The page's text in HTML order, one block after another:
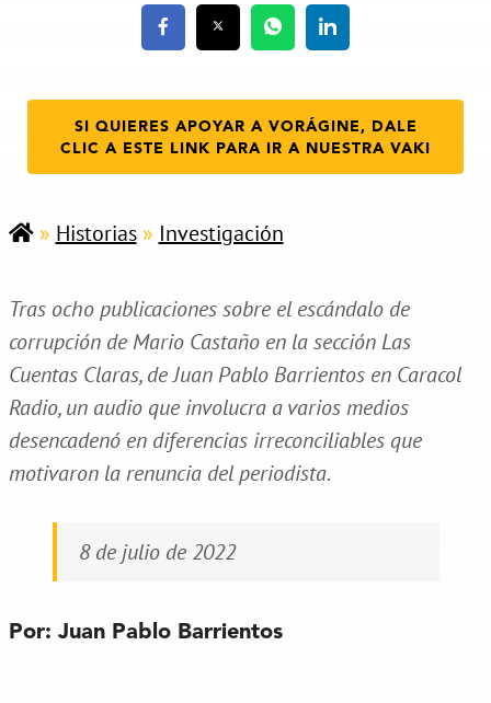
SI QUIERES APOYAR A VORÁGINE, DALE
CLIC A ESTE LINK PARA IR A NUESTRA VAKI
» Historias» Investigación
Tras ocho publicaciones sobre el escándalo de
corrupción de Mario Castaño en la sección Las
Cuentas Claras, de Juan Pablo Barrientos en Caracol
Radio, un audio que involucra a varios medios
desencadenó en diferencias irreconciliables que
motivaron la renuncia del periodista.
8 de julio de 2022
Por: Juan Pablo Barrientos